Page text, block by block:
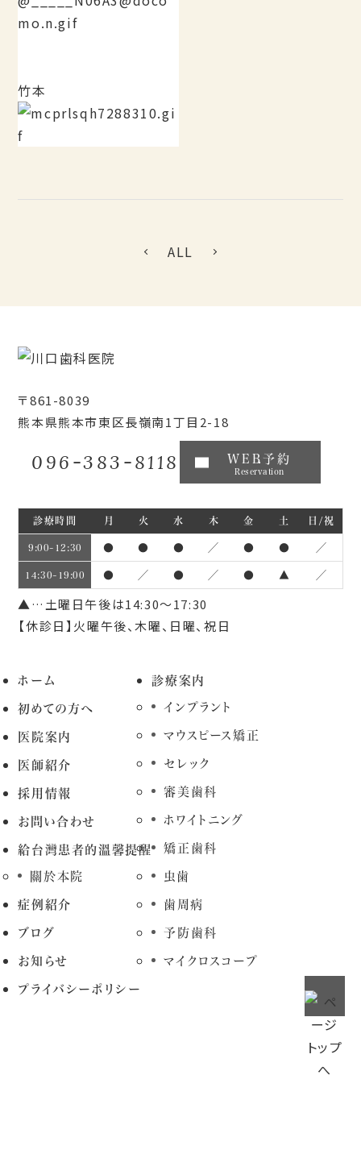
竹本
ALL
〒861-8039
熊本県熊本市東区長嶺南1丁目2-18
096-383-8118 WEB予約
Reservation
診療時間 月 火 水 木 金 土 日/祝
9:00~12:30 ● ● ● ／ ● ● ／
14:30~19:00 ● ／ ● ／ ● ▲ ／
▲…土曜日午後は14:30～17:30
【休診日】火曜午後、木曜、日曜、祝日
ホーム
初めての方へ
医院案内
医師紹介
採用情報
お問い合わせ
給台灣患者的溫馨提醒
關於本院
症例紹介
ブログ
お知らせ
プライバシーポリシー
診療案内
インプラント
マウスピース矯正
セレック
審美歯科
ホワイトニング
矯正歯科
虫歯
歯周病
予防歯科
マイクロスコープ